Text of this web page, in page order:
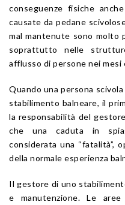
conseguenze fisiche
causate da pedane
mal mantenute sono molto
soprattutto nelle
afflusso di persone nei mesi
Quando una persona
stabilimento balneare, il
la responsabilità del
che una caduta in
considerata una “fatalità”,
della normale esperienza
Il gestore di uno
e manutenzione. Le